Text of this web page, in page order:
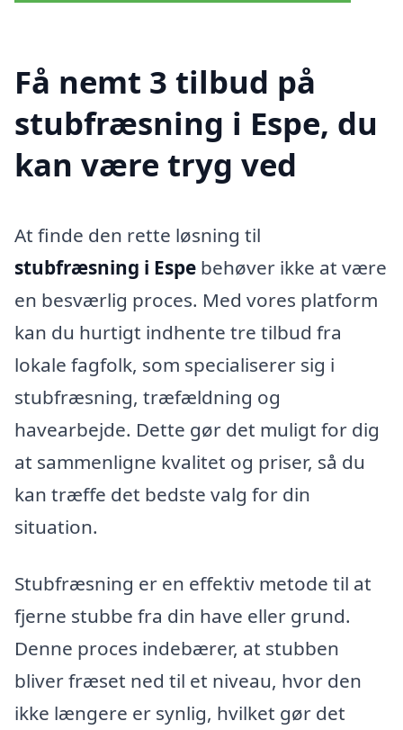
Få nemt 3 tilbud på
stubfræsning i Espe, du
kan være tryg ved
At finde den rette løsning til
stubfræsning i Espe behøver ikke at være
en besværlig proces. Med vores platform
kan du hurtigt indhente tre tilbud fra
lokale fagfolk, som specialiserer sig i
stubfræsning, træfældning og
havearbejde. Dette gør det muligt for dig
at sammenligne kvalitet og priser, så du
kan træffe det bedste valg for din
situation.
Stubfræsning er en effektiv metode til at
fjerne stubbe fra din have eller grund.
Denne proces indebærer, at stubben
bliver fræset ned til et niveau, hvor den
ikke længere er synlig, hvilket gør det